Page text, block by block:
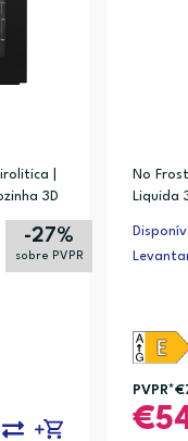
|
3D
-27%
sobre PVPR
No
Liquida
PVPR*